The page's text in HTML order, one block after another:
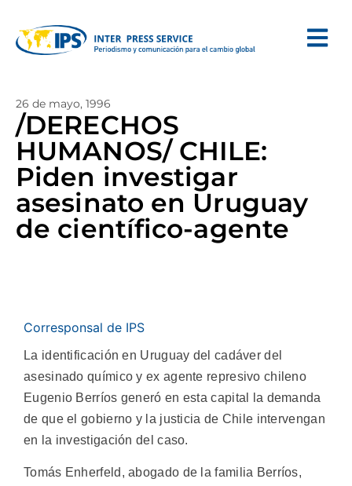
26 de mayo, 1996
/DERECHOS
HUMANOS/ CHILE:
Piden investigar
asesinato en Uruguay
de científico-agente
Corresponsal de IPS
La identificación en Uruguay del cadáver del
asesinado químico y ex agente represivo chileno
Eugenio Berríos generó en esta capital la demanda
de que el gobierno y la justicia de Chile intervengan
en la investigación del caso.
Tomás Enherfeld, abogado de la familia Berríos,